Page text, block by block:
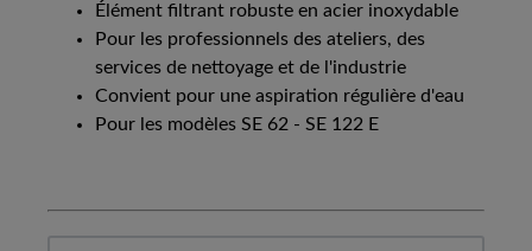
Élément filtrant robuste en acier inoxydable
Pour les professionnels des ateliers, des
services de nettoyage et de l'industrie
Convient pour une aspiration régulière d'eau
Pour les modèles SE 62 - SE 122 E